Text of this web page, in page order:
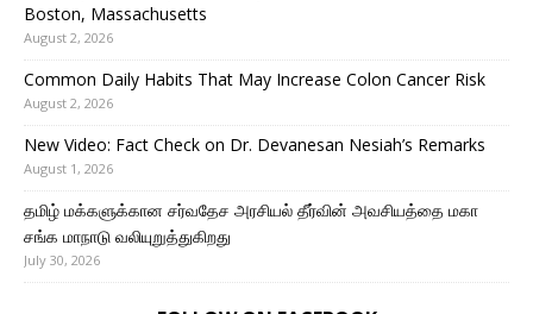
Boston, Massachusetts
August 2, 2026
Common Daily Habits That May Increase Colon Cancer Risk
August 2, 2026
New Video: Fact Check on Dr. Devanesan Nesiah’s Remarks
August 1, 2026
தமிழ் மக்களுக்கான சர்வதேச அரசியல் தீர்வின் அவசியத்தை மகா
சங்க மாநாடு வலியுறுத்துகிறது
July 30, 2026